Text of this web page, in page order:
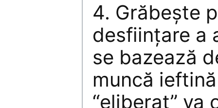
4. Grăbeşte
desfiinţare a
se bazează
muncă
“eliberat” va